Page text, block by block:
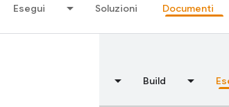
Esegui Soluzioni Documenti
Build